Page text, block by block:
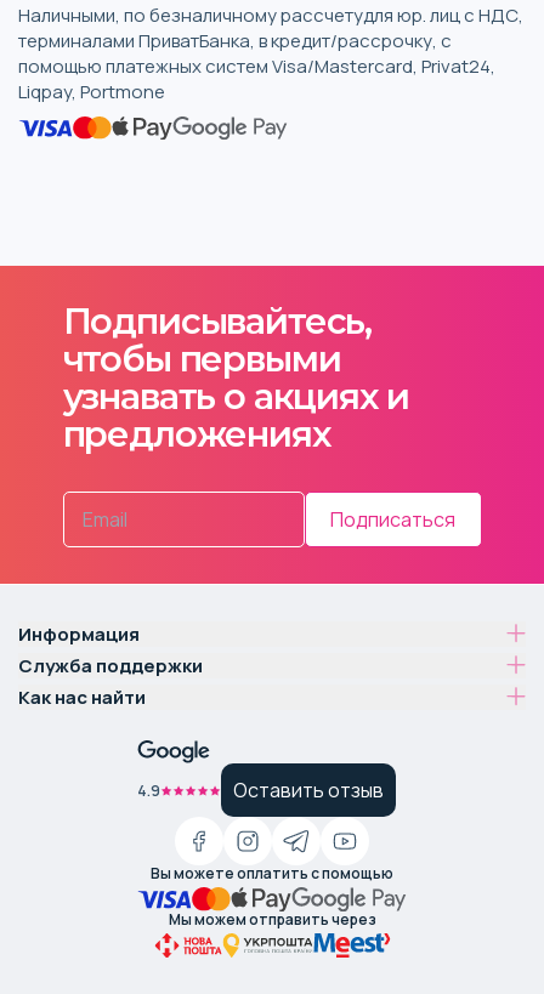
Наличными, по безналичному рассчетудля юр. лиц с НДС,
терминалами ПриватБанка, в кредит/рассрочку, с
помощью платежных систем Visa/Mastercard, Privat24,
Liqpay, Portmone
Подписывайтесь,
чтобы первыми
узнавать о акциях и
предложениях
Подписаться
Информация
Служба поддержки
Как нас найти
4.9 Оставить отзыв
Вы можете оплатить с помощью
Мы можем отправить через